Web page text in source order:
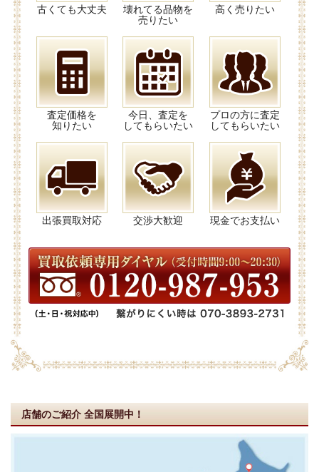
古くても大丈夫
壊れてる品物を
売りたい
高く売りたい
査定価格を
知りたい
今日、査定を
してもらいたい
プロの方に査定
してもらいたい
出張買取対応 交渉大歓迎 現金でお支払い
店舗のご紹介 全国展開中！